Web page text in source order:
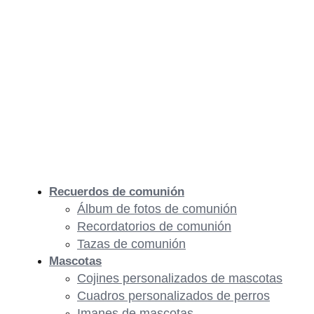
Recuerdos de comunión
Álbum de fotos de comunión
Recordatorios de comunión
Tazas de comunión
Mascotas
Cojines personalizados de mascotas
Cuadros personalizados de perros